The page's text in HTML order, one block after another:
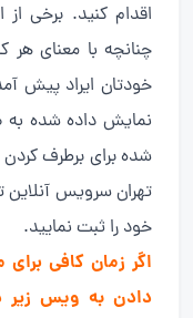
اقدام کنید. برخی
چنانچه با معنای هر
خودتان ایراد پیش
نمایش داده شده به
شده برای برطرف کردن
تهران سرویس
خود را ثبت نمایید.
اگر زمان کافی برای
دادن به ویس زیر